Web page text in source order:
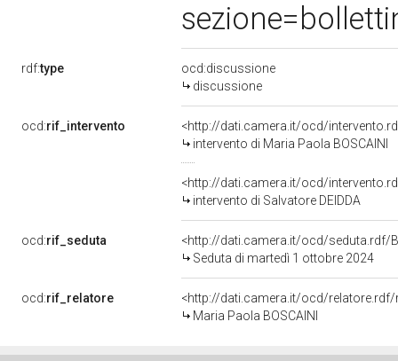
rdf:type
ocd:discussione
discussione
ocd:rif_intervento
<http://dati.camera.it/ocd/
intervento di Maria Paola BOSCAINI
<http://dati.camera.it/ocd/
intervento di Salvatore DEIDDA
ocd:rif_seduta
<http://dati.camera.it/ocd/seduta.rdf/
Seduta di martedì 1 ottobre 2024
ocd:rif_relatore
<http://dati.camera.it/ocd/relatore.rdf/
Maria Paola BOSCAINI